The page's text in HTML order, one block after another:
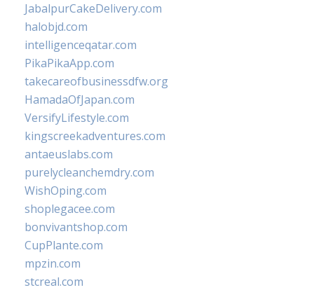
JabalpurCakeDelivery.com
halobjd.com
intelligenceqatar.com
PikaPikaApp.com
takecareofbusinessdfw.org
HamadaOfJapan.com
VersifyLifestyle.com
kingscreekadventures.com
antaeuslabs.com
purelycleanchemdry.com
WishOping.com
shoplegacee.com
bonvivantshop.com
CupPlante.com
mpzin.com
stcreal.com